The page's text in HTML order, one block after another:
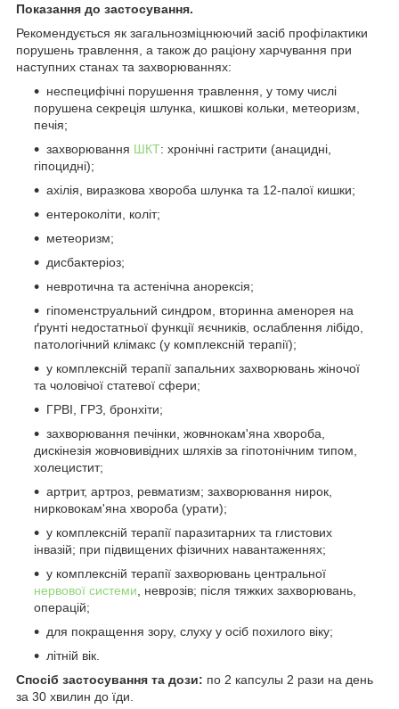
Показання до застосування.
Рекомендується як загальнозміцнюючий засіб профілактики
порушень травлення, а також до раціону харчування при
наступних станах та захворюваннях:
неспецифічні порушення травлення, у тому числі
порушена секреція шлунка, кишкові кольки, метеоризм,
печія;
захворювання ШКТ: хронічні гастрити (анацидні,
гіпоцидні);
ахілія, виразкова хвороба шлунка та 12-палої кишки;
ентероколіти, коліт;
метеоризм;
дисбактеріоз;
невротична та астенічна анорексія;
гіпоменструальний синдром, вторинна аменорея на
ґрунті недостатньої функції яєчників, ослаблення лібідо,
патологічний клімакс (у комплексній терапії);
у комплексній терапії запальних захворювань жіночої
та чоловічої статевої сфери;
ГРВІ, ГРЗ, бронхіти;
захворювання печінки, жовчнокам'яна хвороба,
дискінезія жовчовивідних шляхів за гіпотонічним типом,
холецистит;
артрит, артроз, ревматизм; захворювання нирок,
нирковокам'яна хвороба (урати);
у комплексній терапії паразитарних та глистових
інвазій; при підвищених фізичних навантаженнях;
у комплексній терапії захворювань центральної
нервової системи , неврозів; після тяжких захворювань,
операцій;
для покращення зору, слуху у осіб похилого віку;
літній вік.
Спосіб застосування та дози: по 2 капсулы 2 рази на день
за 30 хвилин до їди.